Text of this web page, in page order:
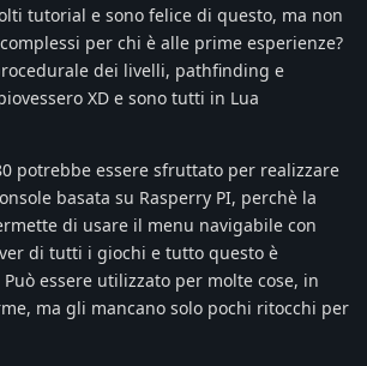
tutorial e sono felice di questo, ma non
per chi è alle prime esperienze?
dei livelli, pathfinding e
XD e sono tutti in Lua
potrebbe essere sfruttato per realizzare
basata su Rasperry PI, perchè la
di usare il menu navigabile con
di tutti i giochi e tutto questo è
essere utilizzato per molte cose, in
ma gli mancano solo pochi ritocchi per